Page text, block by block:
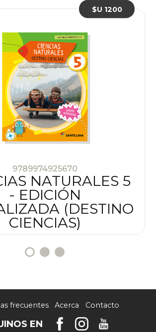
9789974925670
NATURALES 5
- EDICIÓN
(DESTINO
CIENCIAS)
$U 1200
frecuentes Acerca Contacto
EN